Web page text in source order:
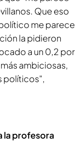
Que eso
me parece
la pidieron
a un 0,2 por
ambiciosas,
políticos",
la profesora